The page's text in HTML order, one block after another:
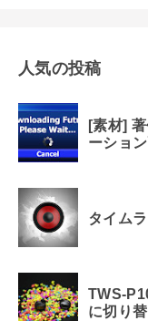
人気の投稿
[素材]
ーショ
タイム
TWS-
に切り